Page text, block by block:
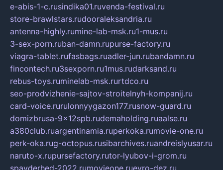
e-abis-1-c.rusindika01.ruvenda-festival.ru
store-brawlstars.rudooraleksandria.ru
antenna-highly.rumine-lab-msk.ru1-mus.ru
3-sex-porn.ruban-damn.rupurse-factory.ru
viagra-tablet.rufasbags.ruadler-jun.rubandamn.ru
fincontech.ru3sexporn.ru1mus.rudarksand.ru
rebus-toys.ruminelab-msk.rurtdco.ru
seo-prodvizhenie-sajtov-stroitelnyh-kompanij.ru
card-voice.rurulonnyygazon177.rusnow-guard.ru
domizbrusa-9x12spb.rudemaholding.ruaalse.ru
a380club.ruargentinamia.ruperkoka.rumovie-one.ru
perk-oka.rug-octopus.rusibarchives.ruandreislyusar.ru
naruto-x.rupursefactory.rutor-lyubov-i-grom.ru